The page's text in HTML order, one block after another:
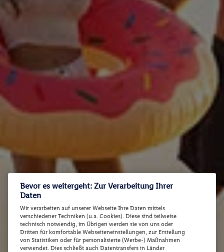
Bevor es weitergeht: Zur Verarbeitung Ihrer
Daten
Wir verarbeiten auf unserer Webseite Ihre Daten mittels
verschiedener Techniken (u.a. Cookies). Diese sind teilweise
technisch notwendig, im Übrigen werden sie von uns oder
Dritten für komfortable Webseiteneinstellungen, zur Erstellung
von Statistiken oder für personalisierte (Werbe-) Maßnahmen
verwendet. Dies schließt auch Datentransfers in Länder